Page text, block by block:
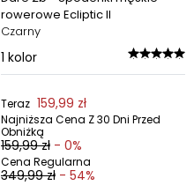
rowerowe Ecliptic II
Czarny
1 kolor
Teraz 159,99 zł
Najniższa Cena Z 30 Dni Przed
Obniżką
159,99 zł - 0%
Cena Regularna
349,99 zł - 54%